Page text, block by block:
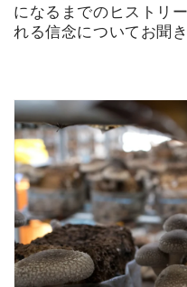
になるまでのヒストリ
れる信念についてお聞き